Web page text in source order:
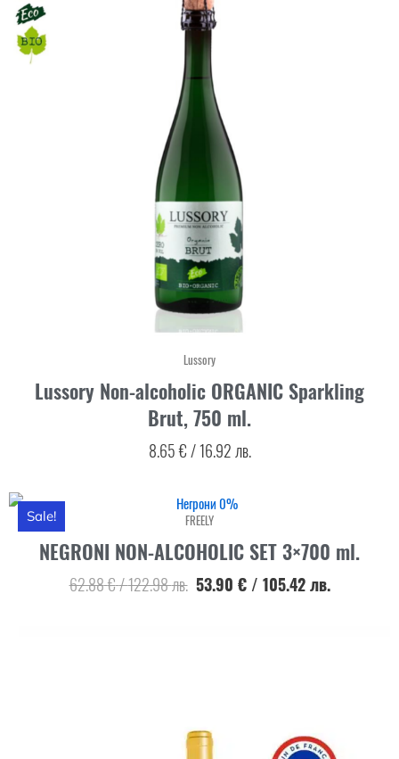
Lussory
Lussory Non-alcoholic ORGANIC Sparkling
Brut, 750 ml.
8.65€/16.92 лв.
Sale! FREELY
NEGRONI NON-ALCOHOLIC SET 3×700 ml.
62.88€/122.98лв. 53.90 € / 105.42лв.